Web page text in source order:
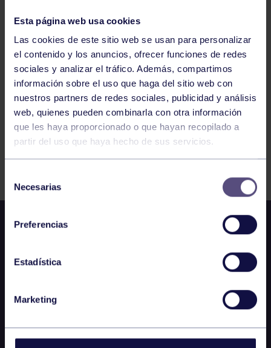
Esta página web usa cookies
Las cookies de este sitio web se usan para personalizar
el contenido y los anuncios, ofrecer funciones de redes
sociales y analizar el tráfico. Además, compartimos
información sobre el uso que haga del sitio web con
nuestros partners de redes sociales, publicidad y análisis
web, quienes pueden combinarla con otra información
que les haya proporcionado o que hayan recopilado a
partir del uso que haya hecho de sus servicios.
consentimiento
Necesarias
Preferencias
Estadística
Marketing
1082 1083 1084 1085 1086
1087
FILTRAR